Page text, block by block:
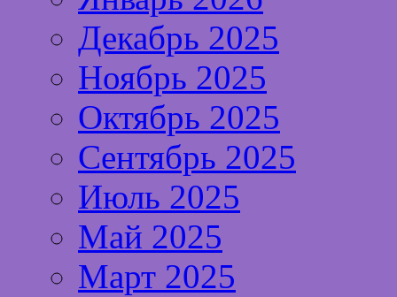
Декабрь 2025
Ноябрь 2025
Октябрь 2025
Сентябрь 2025
Июль 2025
Май 2025
Март 2025